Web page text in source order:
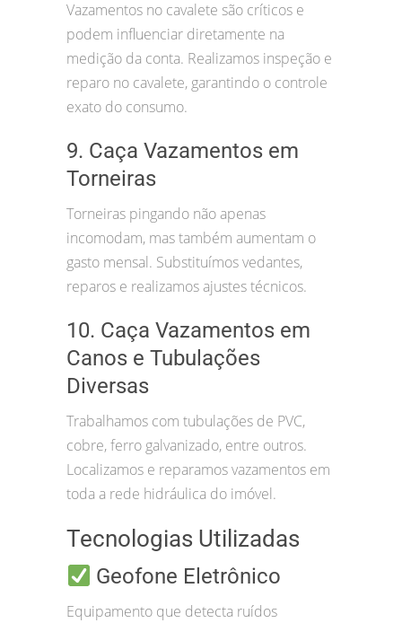
Vazamentos no cavalete são críticos e
podem influenciar diretamente na
medição da conta. Realizamos inspeção e
reparo no cavalete, garantindo o controle
exato do consumo.
9. Caça Vazamentos em
Torneiras
Torneiras pingando não apenas
incomodam, mas também aumentam o
gasto mensal. Substituímos vedantes,
reparos e realizamos ajustes técnicos.
10. Caça Vazamentos em
Canos e Tubulações
Diversas
Trabalhamos com tubulações de PVC,
cobre, ferro galvanizado, entre outros.
Localizamos e reparamos vazamentos em
toda a rede hidráulica do imóvel.
Tecnologias Utilizadas
Geofone Eletrônico
Equipamento que detecta ruídos